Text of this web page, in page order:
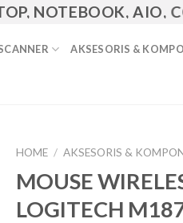
NOTEBOOK, AIO,
AKSESORIS &
HOME / AKSESORIS &
MOUSE
LOGITECH